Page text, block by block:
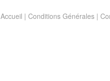
Accueil | Conditions Générales|